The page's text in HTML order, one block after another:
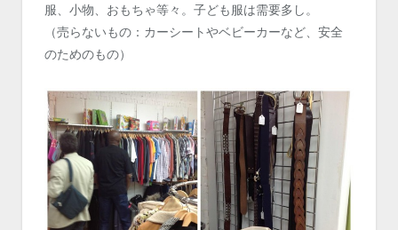
服、小物、おもちゃ等々。子ども服は需要多し。
（売らないもの：カーシートやベビーカーなど、安全
のためのもの）